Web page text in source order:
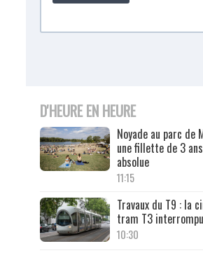
D'HEURE EN HEURE
Noyade au parc de
une fillette de 3
absolue
11:15
Travaux du T9 : la
tram T3
10:30